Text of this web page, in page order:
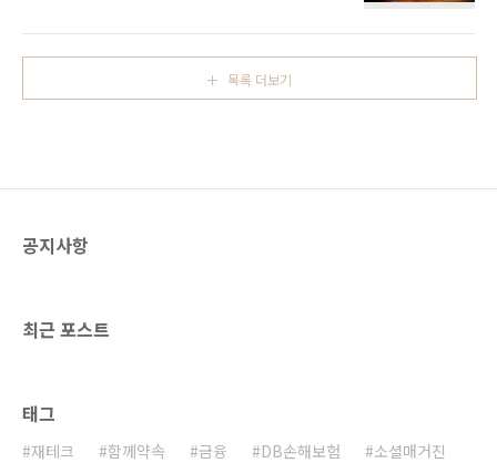
추천합니다! - 연천 재인폭포 한탄강에서 가장
진 사각 주상절리의 아름다움을 간직한 연천 재
인폭포는 줄광대 재인의..
이 있는지 알아보고 함께 즐겨봐요! - 서울 빛초
목록 더보기
공지사항
최근 포스트
태그
재테크 함께약속 금융 DB손해보험
소셜매거진